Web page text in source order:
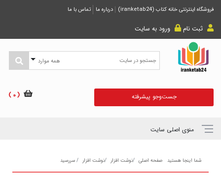
فروشگاه اینترنتی خانه کتاب (iranketab24) درباره ما تماس با ما
ثبت نام ورود به سایت
همه موارد
جست‌و‌جو پیشرفته ( 0 )
منوی اصلی سایت
شما اینجا هستید صفحه اصلی نوشت افزار نوشت افزار سررسید